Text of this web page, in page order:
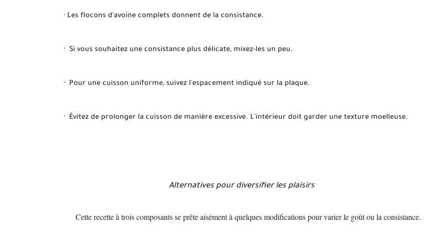
· Les flocons d'avoine complets donnent de la consistance.
· Si vous souhaitez une consistance plus délicate, mixez-les un peu.
· Pour une cuisson uniforme, suivez l'espacement indiqué sur la plaque.
· Évitez de prolonger la cuisson de manière excessive. L'intérieur doit garder une texture moelleuse.
Alternatives pour diversifier les plaisirs
Cette recette à trois composants se prête aisément à quelques modifications pour varier le goût ou la consistance.